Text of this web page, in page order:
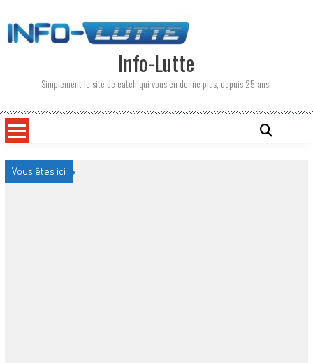
to
content
Info-Lutte
Simplement le site de catch qui vous en donne plus, depuis 25 ans!
Vous êtes ici